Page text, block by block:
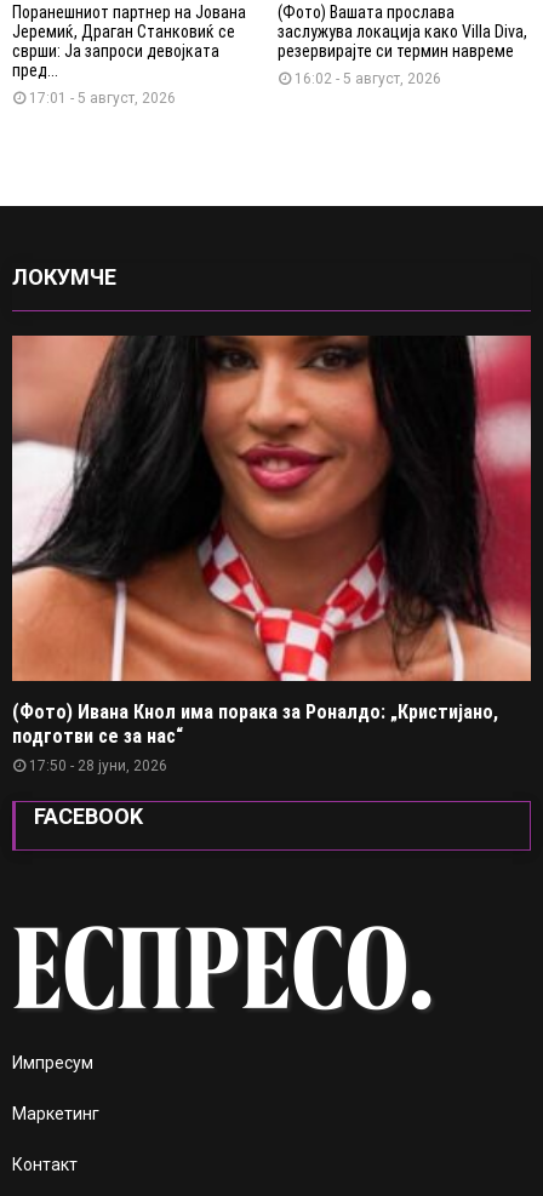
Поранешниот партнер на Јована
Јеремиќ, Драган Станковиќ се
сврши: Ја запроси девојката
пред...
17:01 - 5 август, 2026
(Фото) Вашата прослава
заслужува локација како Villa Diva,
резервирајте си термин навреме
16:02 - 5 август, 2026
ЛОКУМЧЕ
(Фото) Ивана Кнол има порака за Роналдо: „Кристијано,
подготви се за нас“
17:50 - 28 јуни, 2026
FACEBOOK
Импресум
Маркетинг
Контакт